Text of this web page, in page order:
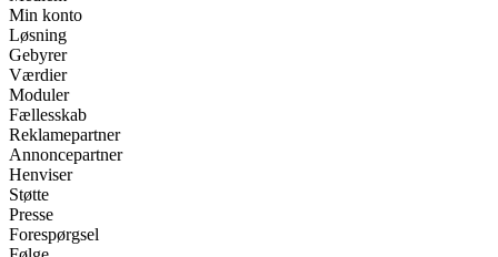
Min konto
Løsning
Gebyrer
Værdier
Moduler
Fællesskab
Reklamepartner
Annoncepartner
Henviser
Støtte
Presse
Forespørgsel